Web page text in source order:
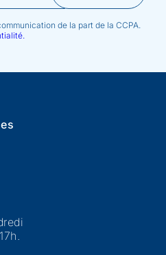
de la part de la CCPA.